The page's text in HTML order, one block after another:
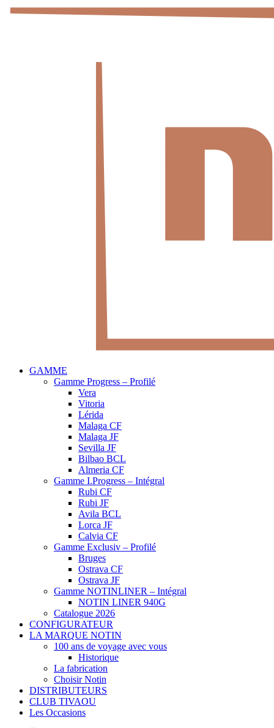
GAMME
Gamme Progress – Profilé
Vera
Vitoria
Lérida
Malaga CF
Malaga JF
Sevilla JF
Bilbao BCL
Almeria CF
Gamme I.Progress – Intégral
Rubi CF
Rubi JF
Avila BCL
Lorca JF
Calvia CF
Gamme Exclusiv – Profilé
Bruges
Ostrava CF
Ostrava JF
Gamme NOTINLINER – Intégral
NOTIN LINER 940G
Catalogue 2026
CONFIGURATEUR
LA MARQUE NOTIN
100 ans de voyage avec vous
Historique
La fabrication
Choisir Notin
DISTRIBUTEURS
CLUB TIVAOU
Les Occasions